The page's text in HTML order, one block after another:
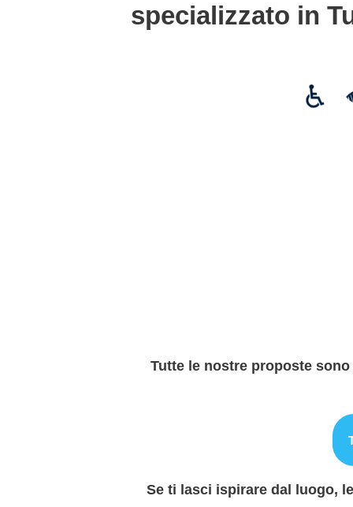
specializzato in
Tutte le nostre proposte
Se ti lasci ispirare dal luogo,